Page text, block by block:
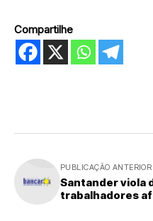
Compartilhe
PUBLICAÇÃO ANTERIOR
Santander viola
trabalhadores